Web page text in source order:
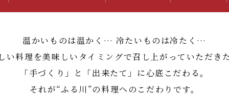
温かいものは温かく… 冷たいものは冷たく…
い料理を美味しいタイミングで召し上がっていただきた
「手づくり」と「出来たて」に心底こだわる。
それが“ふる川”の料理へのこだわりです。